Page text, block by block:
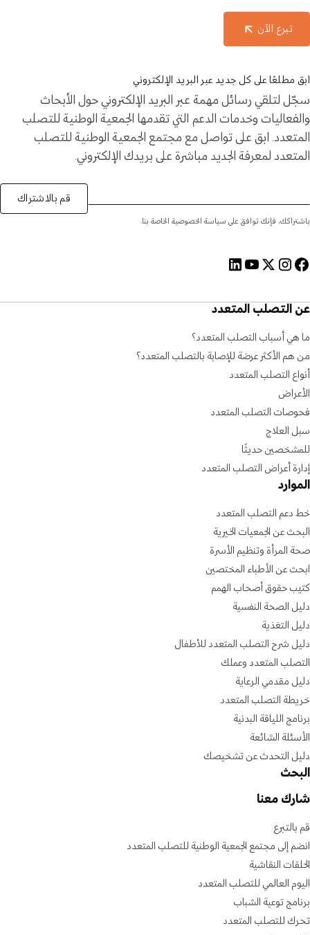
تبرع الآن
ابق مطلعًا على كل جديد عبر البريد الإلكتروني
سجّل لتلقي رسائل مهمة عبر البريد الإلكتروني حول الأبحاث
والفعاليات وخدمات الدعم التي تقدمها الجمعية الوطنية للتصلب
المتعدد. ابق على تواصل مع مجتمع الجمعية الوطنية للتصلب
المتعدد لمعرفة الجديد مباشرة على بريدك الإلكتروني.
باشتراكك، فإنك توافق على سياسة الخصوصية الخاصة بنا.
قم بالاشتراك
عن التصلب المتعدد
ما هي أسباب التصلب المتعدد؟
من هم الأكثر عرضة للإصابة بالتصلب المتعدد؟
أنواع التصلب المتعدد
الأعراض
فحوصات التصلب المتعدد
سبل العلاج
للمشخصين حديثًا
إدارة أعراض التصلب المتعدد
الموارد
خط دعم التصلب المتعدد
البحث عن الجمعيات الخيرية
صحة المرأة وتنظيم الأسرة
ابحث عن الأطباء المختصين
كتيب حقوق أصحاب الهمم
دليل الصحة النفسية
دليل التغذية
دليل شرح التصلب المتعدد للأطفال
التصلب المتعدد وعملك
دليل مقدمي الرعاية
خريطة التصلب المتعدد
برنامج اللياقة البدنية
الأسئلة الشائعة
دليل التحدث عن تشخيصك
البحث
شارك معنا
قم بالتبرع
انضم إلى مجتمع الجمعية الوطنية للتصلب المتعدد
الحلقات النقاشية
اليوم العالمي للتصلب المتعدد
برنامج توعية الشباب
تحرك للتصلب المتعدد